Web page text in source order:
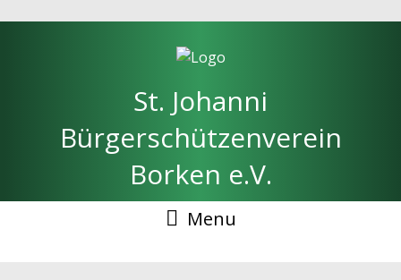
St. Johanni
Bürgerschützenverein
Borken e.V.
Menu